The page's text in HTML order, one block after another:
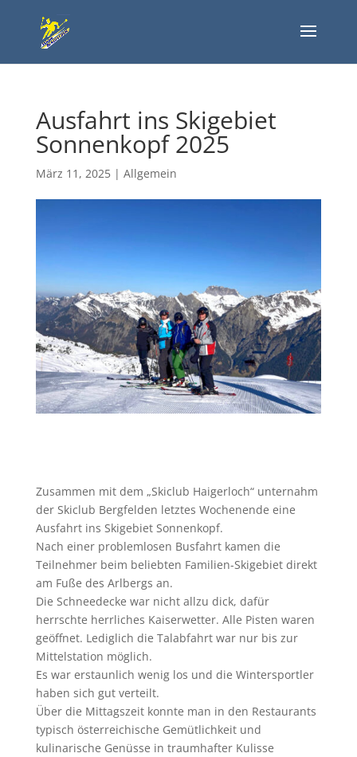
Ausfahrt ins Skigebiet
Sonnenkopf 2025
März 11, 2025| Allgemein
Zusammen mit dem „Skiclub Haigerloch“ unternahm
der Skiclub Bergfelden letztes Wochenende eine
Ausfahrt ins Skigebiet Sonnenkopf.
Nach einer problemlosen Busfahrt kamen die
Teilnehmer beim beliebten Familien-Skigebiet direkt
am Fuße des Arlbergs an.
Die Schneedecke war nicht allzu dick, dafür
herrschte herrliches Kaiserwetter. Alle Pisten waren
geöffnet. Lediglich die Talabfahrt war nur bis zur
Mittelstation möglich.
Es war erstaunlich wenig los und die Wintersportler
haben sich gut verteilt.
Über die Mittagszeit konnte man in den Restaurants
typisch österreichische Gemütlichkeit und
kulinarische Genüsse in traumhafter Kulisse